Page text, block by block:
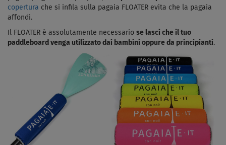
copertura che si infila sulla pagaia FLOATER evita che la pagaia
affondi.
Il FLOATER è assolutamente necessario se lasci che il tuo
paddleboard venga utilizzato dai bambini oppure da principianti.